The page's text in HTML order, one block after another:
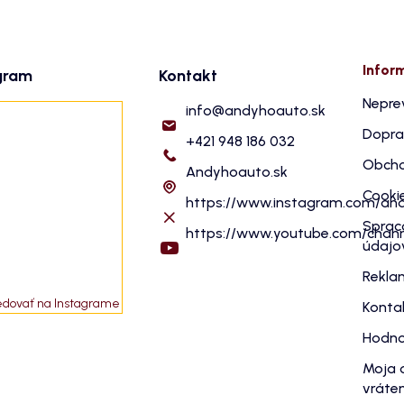
na Instagrame
Kontakt
info@andyhoauto.sk
+421 948 186 032
Andyhoauto.sk
https://www.instagram.com/
https://www.youtube.com/
Moja